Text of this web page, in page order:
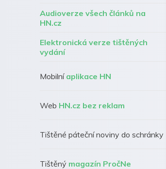
Audioverze všech článků na
HN.cz
Elektronická verze tištěných
vydání
Mobilní aplikace HN
Web HN.cz bez reklam
Tištěné páteční noviny do schránky
Tištěný magazín PročNe